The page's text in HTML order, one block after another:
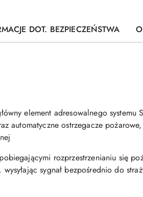
DOT. BEZPIECZEŃSTWA
element adresowalnego systemu
automatyczne ostrzegacze
rozprzestrzenianiu się
sygnał bezpośrednio do